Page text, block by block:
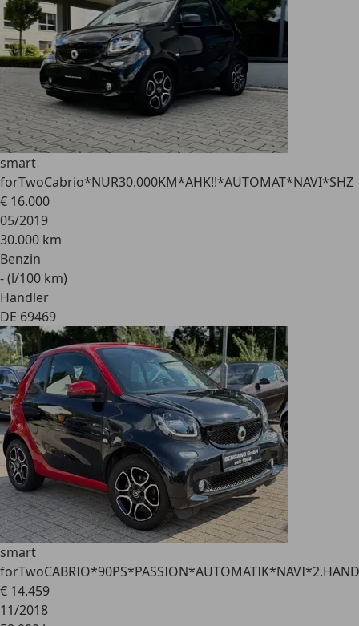
smart
forTwoCabrio*NUR30.000KM*AHK!!*AUTOMAT*NAVI*SHZ
€ 16.000
05/2019
30.000 km
Benzin
- (l/100 km)
Händler
DE 69469
smart
forTwoCABRIO*90PS*PASSION*AUTOMATIK*NAVI*2.HAND
€ 14.459
11/2018